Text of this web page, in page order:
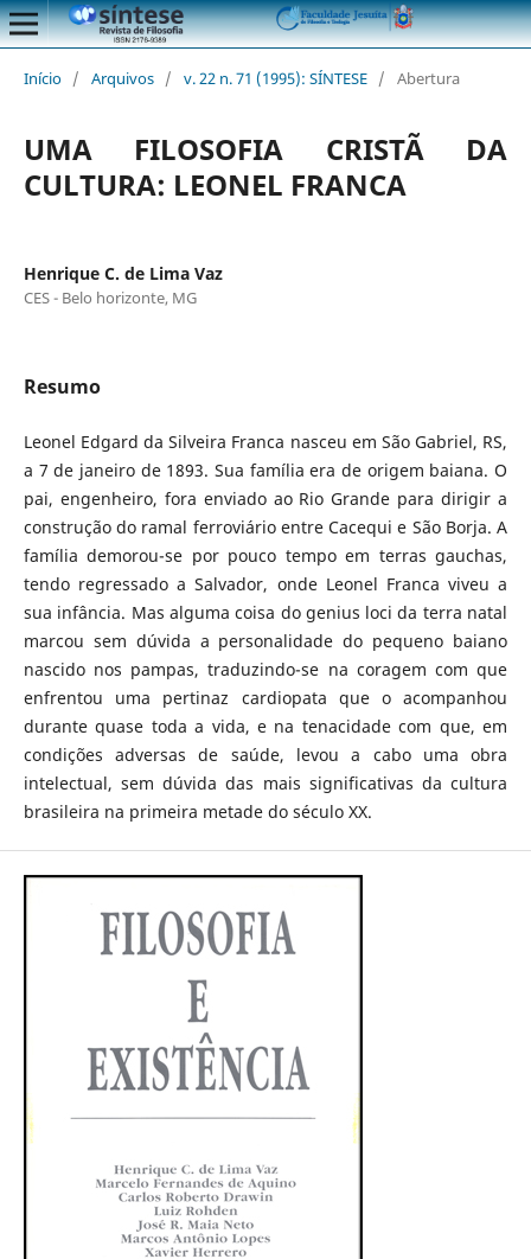
Início / Arquivos / v. 22 n. 71 (1995): SÍNTESE / Abertura
UMA FILOSOFIA CRISTÃ DA
CULTURA: LEONEL FRANCA
Henrique C. de Lima Vaz
CES - Belo horizonte, MG
Resumo
Leonel Edgard da Silveira Franca nasceu em São Gabriel, RS,
a 7 de janeiro de 1893. Sua família era de origem baiana. O
pai, engenheiro, fora enviado ao Rio Grande para dirigir a
construção do ramal ferroviário entre Cacequi e São Borja. A
família demorou-se por pouco tempo em terras gauchas,
tendo regressado a Salvador, onde Leonel Franca viveu a
sua infância. Mas alguma coisa do genius loci da terra natal
marcou sem dúvida a personalidade do pequeno baiano
nascido nos pampas, traduzindo-se na coragem com que
enfrentou uma pertinaz cardiopata que o acompanhou
durante quase toda a vida, e na tenacidade com que, em
condições adversas de saúde, levou a cabo uma obra
intelectual, sem dúvida das mais significativas da cultura
brasileira na primeira metade do século XX.